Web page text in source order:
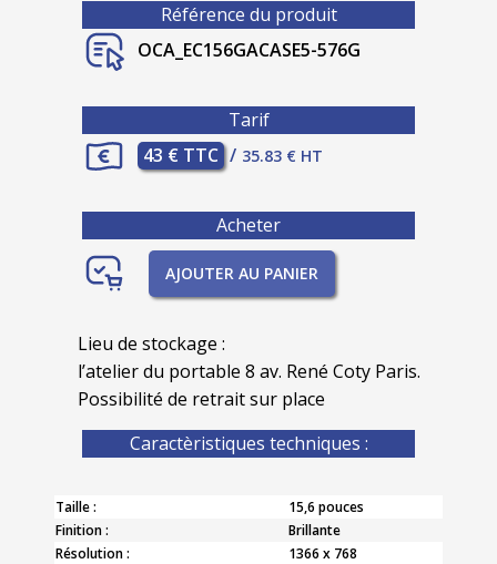
Référence du produit
OCA_EC156GACASE5-576G
Tarif
43 € TTC / 35.83 € HT
Acheter
AJOUTER AU PANIER
Lieu de stockage :
l’atelier du portable 8 av. René Coty Paris.
Possibilité de retrait sur place
Caractèristiques techniques :
Taille :
15,6 pouces
Finition :
Brillante
Résolution :
1366 x 768